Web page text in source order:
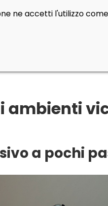
a pochi
ne accetti l'utilizzo